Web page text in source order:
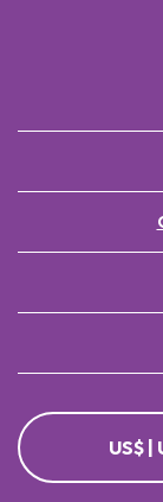
US$ |